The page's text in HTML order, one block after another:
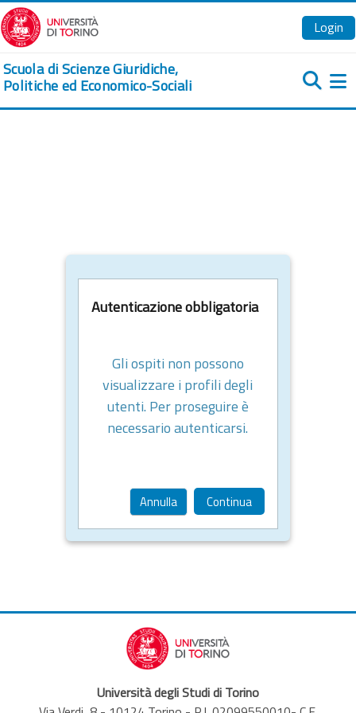
Vai al contenuto principale
Login
Scuola di Scienze Giuridiche,
Politiche ed Economico-Sociali
Autenticazione obbligatoria
Gli ospiti non possono
visualizzare i profili degli
utenti. Per proseguire è
necessario autenticarsi.
Annulla Continua
Università degli Studi di Torino